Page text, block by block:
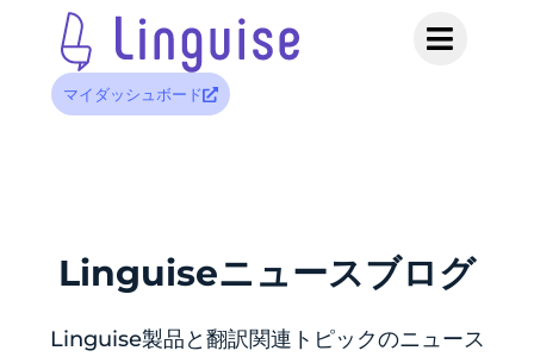
マイダッシュボード
Linguiseニュースブログ
Linguise製品と翻訳関連トピックのニュース